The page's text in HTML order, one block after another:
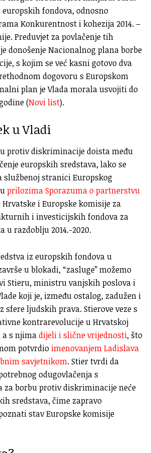
europskih fondova, odnosno
Konkurentnost i kohezija 2014. –
Preduvjet za povlačenje tih
donošenje Nacionalnog plana borbe
s kojim se već kasni gotovo dva
dogovoru s Europskom
plan je Vlada morala usvojiti do
(Novi list).
u Vladi
protiv diskriminacije doista među
europskih sredstava, lako se
službenoj stranici Europskog
prilozima Sporazuma o partnerstvu
i Europske komisije za
i investicijskih fondova za
u razdoblju 2014.-2020.
iz europskih fondova u
u blokadi, “zasluge” možemo
Stieru, ministru vanjskih poslova i
koji je, između ostalog, zadužen i
sfere ljudskih prava. Stierove veze s
kontrarevolucije u Hrvatskoj
a s njimadijeli i slične vrijednosti, što
potvrdio imenovanjem Ladislava
savjetnikom. Stier tvrdi da
odugovlačenja s
za borbu protiv diskriminacije neće
sredstava, čime zapravo
stav Europske komisije